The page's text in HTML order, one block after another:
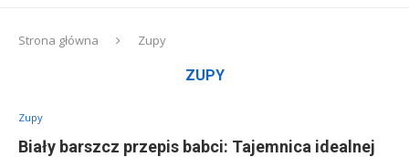
Strona główna Zupy
ZUPY
Zupy
Biały barszcz przepis babci: Tajemnica idealnej